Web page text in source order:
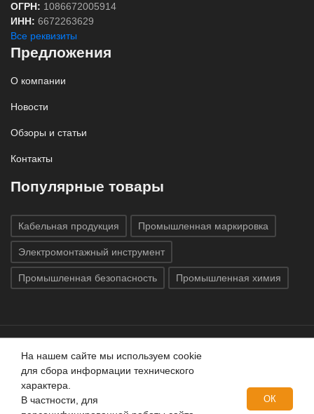
ОГРН: 1086672005914
ИНН: 6672263629
Все реквизиты
Предложения
О компании
Новости
Обзоры и статьи
Контакты
Популярные товары
Кабельная продукция Промышленная маркировка
Электромонтажный инструмент
Промышленная безопасность Промышленная химия
Все права защищены © 2020 ГК «Индатэк»
защищены.Использование материалов с сайта запрещено.
Данный сайт не является публичной офертой, определяемой
положениями статей 437 (2) ГК РФ.
На нашем сайте мы используем cookie
для сбора информации технического
характера.
В частности, для
ОК